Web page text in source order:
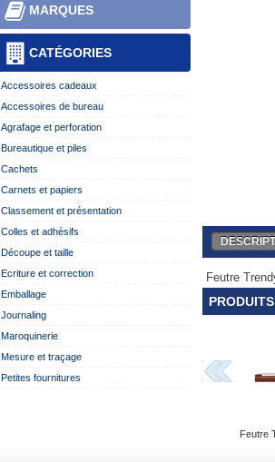
CATÉGORIES
MARQUES
Accessoires cadeaux
Accessoires de bureau
Agrafage et perforation
Bureautique et piles
Cachets
Carnets et papiers
Classement et présentation
Colles et adhésifs
Découpe et taille
Ecriture et correction
Emballage
Journaling
Maroquinerie
Mesure et traçage
Petites fournitures
Feutre
Feutre